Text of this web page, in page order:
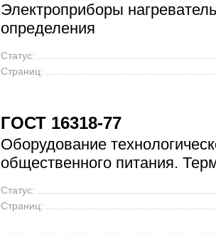
Электроприборы
определения
Статус:
Страниц:
ГОСТ 16318-77
Оборудование
общественного питания.
Статус:
Страниц: